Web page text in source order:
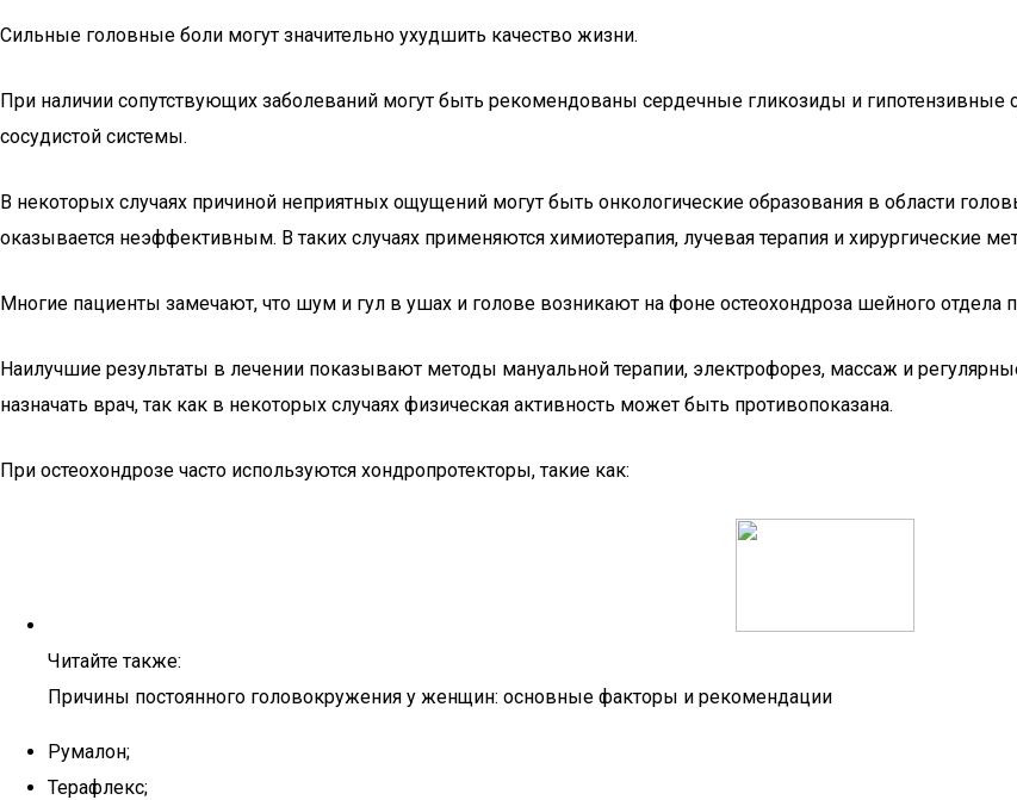
Сильные головные боли могут значительно ухудшить качество жизни.
При наличии сопутствующих заболеваний могут быть рекомендованы сердечные гликозиды и гипотензивные
сосудистой системы.
В некоторых случаях причиной неприятных ощущений могут быть онкологические образования в области
оказывается неэффективным. В таких случаях применяются химиотерапия, лучевая терапия и хирургические
Многие пациенты замечают, что шум и гул в ушах и голове возникают на фоне остеохондроза шейного отдела
Наилучшие результаты в лечении показывают методы мануальной терапии, электрофорез, массаж и
назначать врач, так как в некоторых случаях физическая активность может быть противопоказана.
При остеохондрозе часто используются хондропротекторы, такие как:
Читайте также:
Причины постоянного головокружения у женщин: основные факторы и рекомендации
Румалон;
Терафлекс;